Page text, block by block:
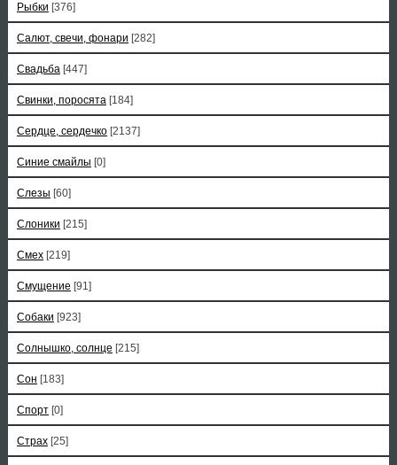
Рыбки [376]
Салют, свечи, фонари [282]
Свадьба [447]
Свинки, поросята [184]
Сердце, сердечко [2137]
Синие смайлы [0]
Слезы [60]
Слоники [215]
Смех [219]
Смущение [91]
Собаки [923]
Солнышко, солнце [215]
Сон [183]
Спорт [0]
Страх [25]